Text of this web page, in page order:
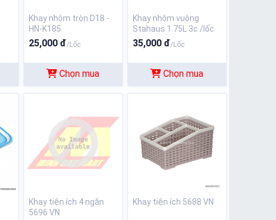
Khay nhôm tròn D18 -
HN-K185
25,000 đ/Lốc
Chọn mua
Khay nhôm vuông
Stahaus 1.75L 3c /lốc
35,000 đ/Lốc
Chọn mua
Khay tiện ích 4 ngăn
5696 VN
Khay tiện ích 5688 VN